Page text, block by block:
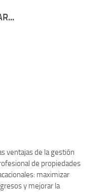
ventajas de la gestión
de propiedades
maximizar
y mejorar la